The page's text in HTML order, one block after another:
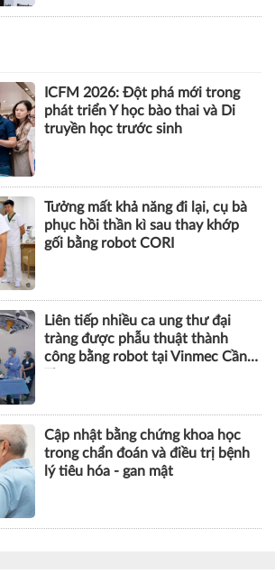
ICFM 2026: Đột phá mới trong
phát triển Y học bào thai và Di
truyền học trước sinh
Tưởng mất khả năng đi lại, cụ bà
phục hồi thần kì sau thay khớp
gối bằng robot CORI
Liên tiếp nhiều ca ung thư đại
tràng được phẫu thuật thành
công bằng robot tại Vinmec Cần
Cập nhật bằng chứng khoa học
trong chẩn đoán và điều trị bệnh
lý tiêu hóa - gan mật